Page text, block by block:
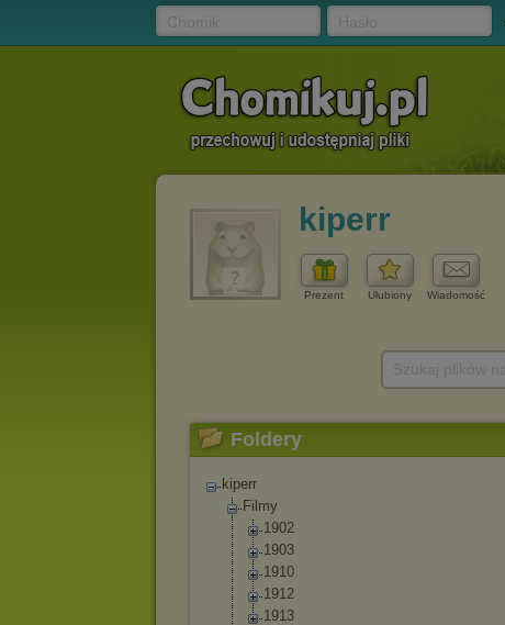
kiperr
Prezent Ulubiony Wiadomość
Foldery
kiperr
Filmy
1902
1903
1910
1912
1913